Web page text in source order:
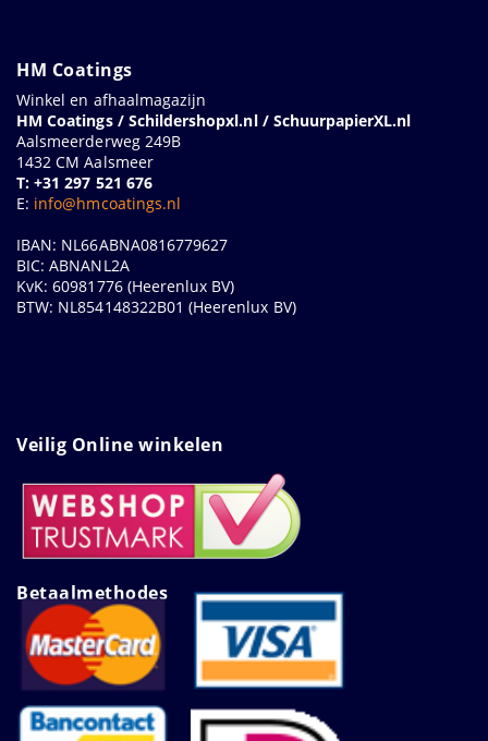
HM Coatings
Winkel en afhaalmagazijn
HM Coatings / Schildershopxl.nl / SchuurpapierXL.nl
Aalsmeerderweg 249B
1432 CM Aalsmeer
T: +31 297 521 676
E: info@hmcoatings.nl
IBAN: NL66ABNA0816779627
BIC: ABNANL2A
KvK: 60981776 (Heerenlux BV)
BTW: NL854148322B01 (Heerenlux BV)
Veilig Online winkelen
Betaalmethodes